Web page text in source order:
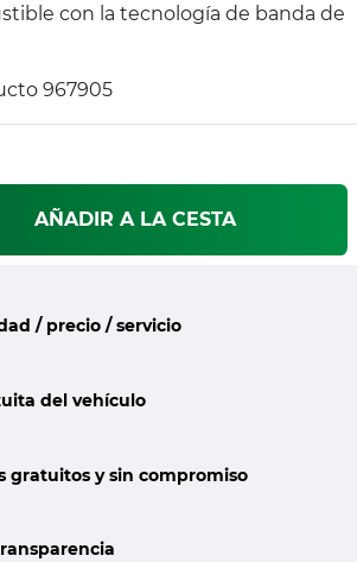
con la tecnología de banda de
967905
AÑADIR A LA CESTA
/ precio / servicio
del vehículo
gratuitos y sin compromiso